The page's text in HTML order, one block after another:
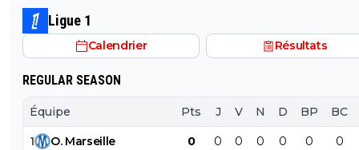
"excellents" joueurs dont fait partie Pavel Sulc ... pour
récupérer quoi ? qui? À un moment donné il faudra
arriver a construire dans le long terme... et avec ,
Ligue 1
Calendrier Résultats
REGULAR SEASON
Équipe Pts J V N D BP BC
1 O. Marseille 0 0 0 0 0 0 0